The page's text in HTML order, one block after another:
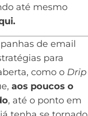
até mesmo
.
de email
para
como o Drip
aos poucos o
, até o ponto em